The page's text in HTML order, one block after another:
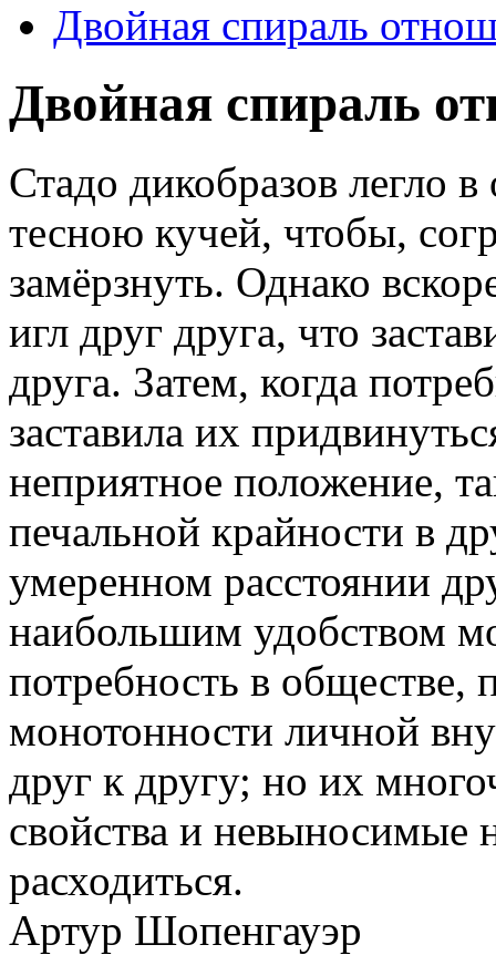
Двойная спираль
Двойная спираль
Стадо дикобразов легло
тесною кучей, чтобы,
замёрзнуть. Однако
игл друг друга, что
друга. Затем, когда
заставила их
неприятное положение,
печальной крайности в
умеренном расстоянии
наибольшим удобством
потребность в обществе,
монотонности личной
друг к другу; но их
свойства и невыносимые
расходиться.
Артур Шопенгауэр